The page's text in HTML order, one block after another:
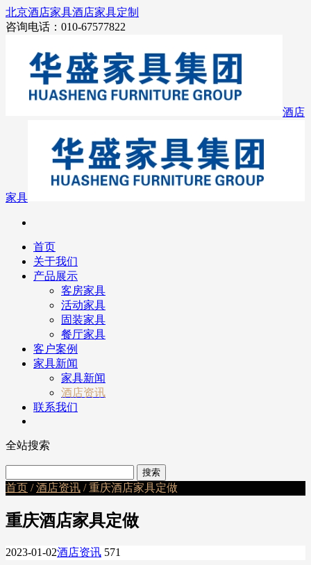
北京酒店家具酒店家具定制
咨询电话：010-67577822
酒店
家具
首页
关于我们
产品展示
客房家具
活动家具
固装家具
餐厅家具
客户案例
家具新闻
家具新闻
酒店资讯
联系我们
全站搜索
首页 /酒店资讯 / 重庆酒店家具定做
重庆酒店家具定做
2023-01-02酒店资讯 571